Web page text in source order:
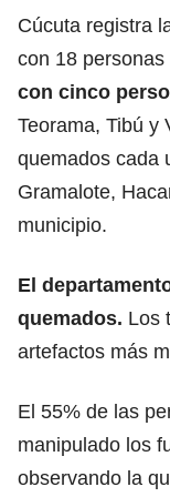
Cúcuta registra
con 18
con cinco
Teorama, Tibú y
quemados cada
Gramalote,
municipio.
El
quemados. Los
artefactos más
El 55% de las
manipulado los
observando la